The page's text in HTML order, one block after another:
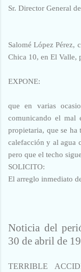
Sr. Director General
Salomé López Pérez,
Chica 10, en El Valle,
EXPONE:
que en varias
comunicando el mal
propietaria, que se ha
calefacción y al agua
pero que el techo
SOLICITO:
El arreglo inmediato
Noticia del
30 de abril de
TERRIBLE